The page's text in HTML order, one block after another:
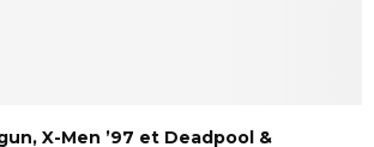
X-Men ’97 et Deadpool &